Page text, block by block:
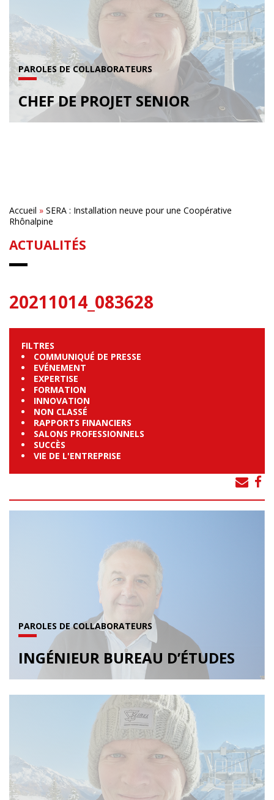
PAROLES DE COLLABORATEURS
CHEF DE PROJET SENIOR
Accueil » SERA : Installation neuve pour une Coopérative
Rhônalpine
ACTUALITÉS
20211014_083628
FILTRES
COMMUNIQUÉ DE PRESSE
EVÉNEMENT
EXPERTISE
FORMATION
INNOVATION
NON CLASSÉ
RAPPORTS FINANCIERS
SALONS PROFESSIONNELS
SUCCÈS
VIE DE L'ENTREPRISE
PAROLES DE COLLABORATEURS
INGÉNIEUR BUREAU D’ÉTUDES